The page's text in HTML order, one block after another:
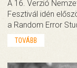
A 16. Verzió
Fesztivál idén
a Random Error
TOVÁBB